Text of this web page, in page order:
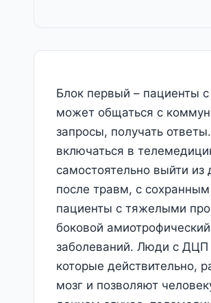
Блок первый – пациенты
может общаться с
запросы, получать
включаться в
самостоятельно выйти
после травм, с
пациенты с тяжелыми
боковой
заболеваний. Люди с ДЦП
которые действительно,
мозг и позволяют